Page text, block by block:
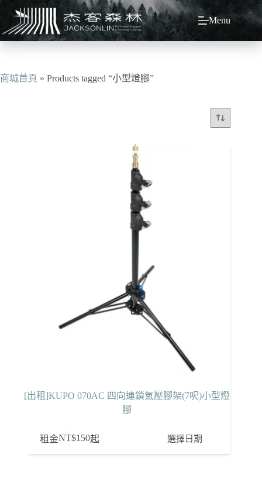
主
容
Menu
商城首頁 » Products tagged “小型燈腳”
[出租]KUPO 070AC 四向連鎖氣壓腳架(7呎)小型燈
腳
租金NT$150起 選擇日期